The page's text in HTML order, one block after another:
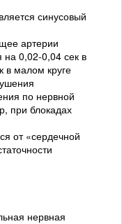
синусовый
артерии
на 0,02-0,04 сек в
в малом круге
по нервной
при блокадах
от «сердечной
нервная